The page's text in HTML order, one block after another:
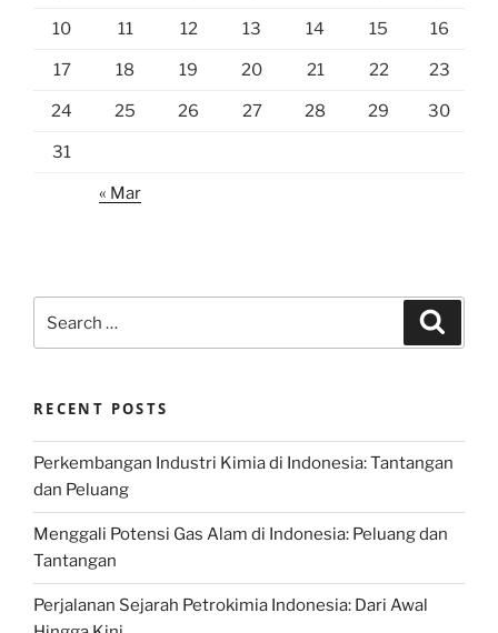
10 11 12 13 14 15 16
17 18 19 20 21 22 23
24 25 26 27 28 29 30
31
« Mar
for:
RECENT POSTS
Perkembangan Industri Kimia di Indonesia: Tantangan
dan Peluang
Menggali Potensi Gas Alam di Indonesia: Peluang dan
Tantangan
Perjalanan Sejarah Petrokimia Indonesia: Dari Awal